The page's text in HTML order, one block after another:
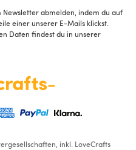
abmelden, indem du auf
einer unserer E-Mails klickst.
Daten findest du in unserer
inkl. LoveCrafts